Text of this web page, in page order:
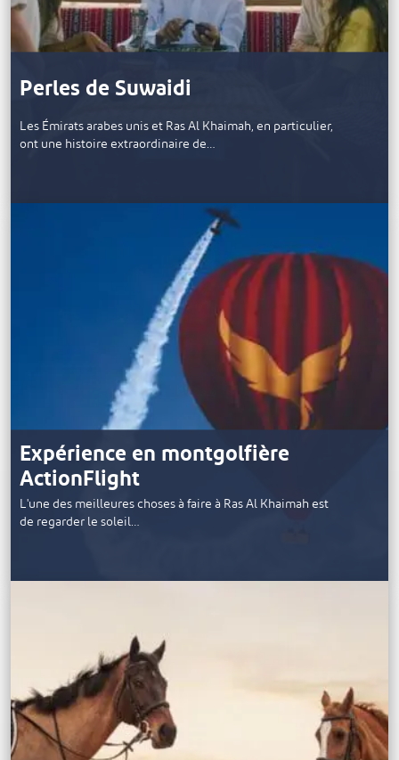
Perles de Suwaidi
Les Émirats arabes unis et Ras Al Khaimah, en particulier,
ont une histoire extraordinaire de…
Expérience en montgolfière
ActionFlight
L'une des meilleures choses à faire à Ras Al Khaimah est
de regarder le soleil…